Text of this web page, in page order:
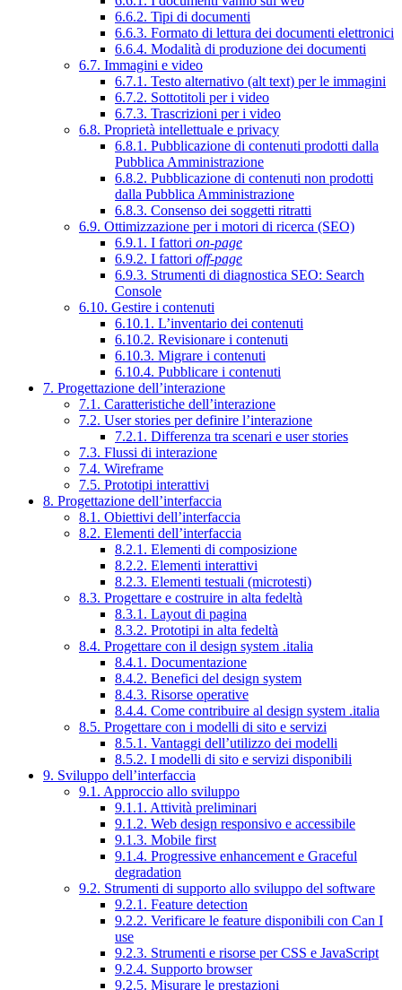
6.6.2. Tipi di documenti
6.6.3. Formato di lettura dei documenti elettronici
6.6.4. Modalità di produzione dei documenti
6.7. Immagini e video
6.7.1. Testo alternativo (alt text) per le immagini
6.7.2. Sottotitoli per i video
6.7.3. Trascrizioni per i video
6.8. Proprietà intellettuale e privacy
6.8.1. Pubblicazione di contenuti prodotti dalla
Pubblica Amministrazione
6.8.2. Pubblicazione di contenuti non prodotti
dalla Pubblica Amministrazione
6.8.3. Consenso dei soggetti ritratti
6.9. Ottimizzazione per i motori di ricerca (SEO)
6.9.1. I fattori on-page
6.9.2. I fattori off-page
6.9.3. Strumenti di diagnostica SEO: Search
Console
6.10. Gestire i contenuti
6.10.1. L’inventario dei contenuti
6.10.2. Revisionare i contenuti
6.10.3. Migrare i contenuti
6.10.4. Pubblicare i contenuti
7. Progettazione dell’interazione
7.1. Caratteristiche dell’interazione
7.2. User stories per definire l’interazione
7.2.1. Differenza tra scenari e user stories
7.3. Flussi di interazione
7.4. Wireframe
7.5. Prototipi interattivi
8. Progettazione dell’interfaccia
8.1. Obiettivi dell’interfaccia
8.2. Elementi dell’interfaccia
8.2.1. Elementi di composizione
8.2.2. Elementi interattivi
8.2.3. Elementi testuali (microtesti)
8.3. Progettare e costruire in alta fedeltà
8.3.1. Layout di pagina
8.3.2. Prototipi in alta fedeltà
8.4. Progettare con il design system .italia
8.4.1. Documentazione
8.4.2. Benefici del design system
8.4.3. Risorse operative
8.4.4. Come contribuire al design system .italia
8.5. Progettare con i modelli di sito e servizi
8.5.1. Vantaggi dell’utilizzo dei modelli
8.5.2. I modelli di sito e servizi disponibili
9. Sviluppo dell’interfaccia
9.1. Approccio allo sviluppo
9.1.1. Attività preliminari
9.1.2. Web design responsivo e accessibile
9.1.3. Mobile first
9.1.4. Progressive enhancement e Graceful
degradation
9.2. Strumenti di supporto allo sviluppo del software
9.2.1. Feature detection
9.2.2. Verificare le feature disponibili con Can I
use
9.2.3. Strumenti e risorse per CSS e JavaScript
9.2.4. Supporto browser
9.2.5. Misurare le prestazioni